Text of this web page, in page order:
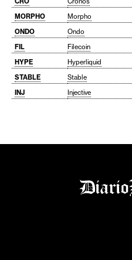
MORPHO
Morpho
ONDO
Ondo
FIL
Filecoin
HYPE
Hyperliquid
STABLE
Stable
INJ
Injective